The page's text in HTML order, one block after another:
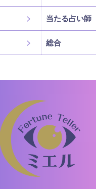
当たる占い師
総合